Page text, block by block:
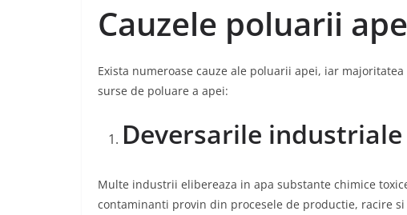
Cauzele poluarii
Exista numeroase cauze ale poluarii apei, iar
surse de poluare a apei:
Deversarile industriale
Multe industrii elibereaza in apa substante chimice
contaminanti provin din procesele de productie, racire